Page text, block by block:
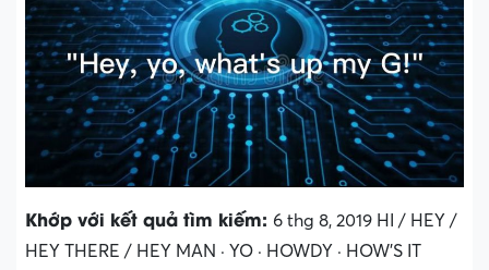
Khớp với kết quả tìm kiếm: 6 thg 8, 2019 HI / HEY /
HEY THERE / HEY MAN · YO · HOWDY · HOW’S IT